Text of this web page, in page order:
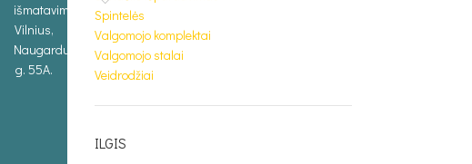
išmatavimus.
Vilnius,
Naugarduko
g. 55A.
Spintelės
Valgomojo komplektai
Valgomojo stalai
Veidrodžiai
ILGIS